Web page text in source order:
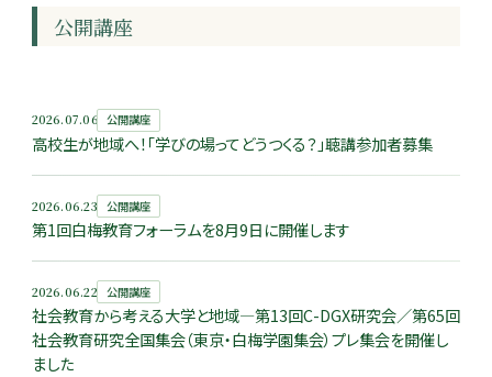
公開講座
2026.07.06 公開講座
高校生が地域へ！「学びの場ってどうつくる？」聴講参加者募集
2026.06.23 公開講座
第1回白梅教育フォーラムを8月9日に開催します
2026.06.22 公開講座
社会教育から考える大学と地域―第13回C-DGX研究会／第65回
社会教育研究全国集会（東京・白梅学園集会）プレ集会を開催し
ました